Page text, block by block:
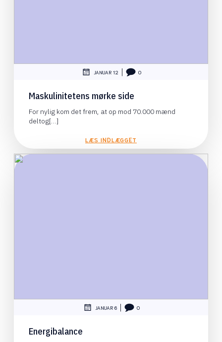
JANUAR 12 0
Maskulinitetens mørke side
For nylig kom det frem, at op mod 70.000 mænd
deltog[…]
LÆS INDLÆGGET
JANUAR 6 0
Energibalance